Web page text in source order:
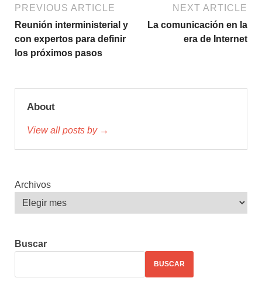
PREVIOUS ARTICLE
Reunión interministerial y
con expertos para definir
los próximos pasos
NEXT ARTICLE
La comunicación en la
era de Internet
About
View all posts by →
Archivos
Buscar
BUSCAR